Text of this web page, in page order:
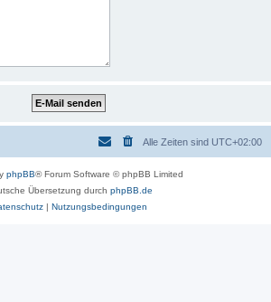
Alle Zeiten sind UTC+02:00
phpBB® Forum Software © phpBB Limited
Übersetzung durch phpBB.de
| Nutzungsbedingungen